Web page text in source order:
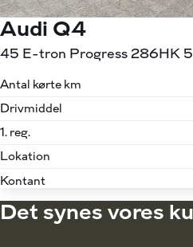
Audi Q4
45 E-tron Progress 286HK
Antal kørte km
Drivmiddel
1. reg.
Lokation
Kontant
Det synes vores